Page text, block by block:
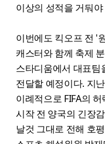
이상의 성적을 거둬
이번에도 킥오프 전 '
캐스터와 함께 축제
스타디움에서 대표팀
전달할 예정이다. 지
이례적으로 FIFA의
시작 전 양국의 긴장
날것 그대로 전해 호